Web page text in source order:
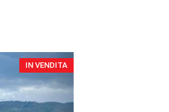
IN VENDITA